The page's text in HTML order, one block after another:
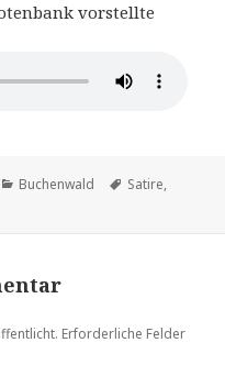
vorstellte
Kategorien
Buchenwald Schlagwörter
Satire,
Erforderliche Felder